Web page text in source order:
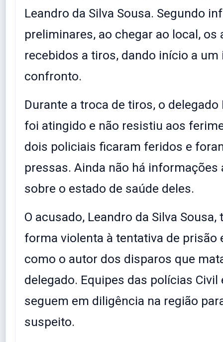
Leandro da Silva Sousa. Segundo
preliminares, ao chegar ao local, os
recebidos a tiros, dando início a um
confronto.
Durante a troca de tiros, o
foi atingido e não resistiu aos
dois policiais ficaram feridos e
pressas. Ainda não há informações
sobre o estado de saúde deles.
O acusado, Leandro da Silva
forma violenta à tentativa de prisão
como o autor dos disparos que
delegado. Equipes das polícias Civil
seguem em diligência na região
suspeito.